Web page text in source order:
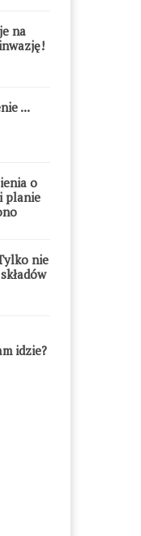
na
...
o
planie
nie
idzie?